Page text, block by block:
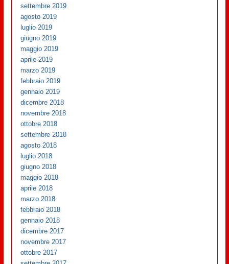
settembre 2019
agosto 2019
luglio 2019
giugno 2019
maggio 2019
aprile 2019
marzo 2019
febbraio 2019
gennaio 2019
dicembre 2018
novembre 2018
ottobre 2018
settembre 2018
agosto 2018
luglio 2018
giugno 2018
maggio 2018
aprile 2018
marzo 2018
febbraio 2018
gennaio 2018
dicembre 2017
novembre 2017
ottobre 2017